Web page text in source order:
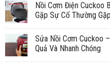
Nồi Cơm Điện Cuckoo
Gặp Sự Cố Thường Gặp
Sửa Nồi Cơm Cuckoo
Quả Và Nhanh Chóng